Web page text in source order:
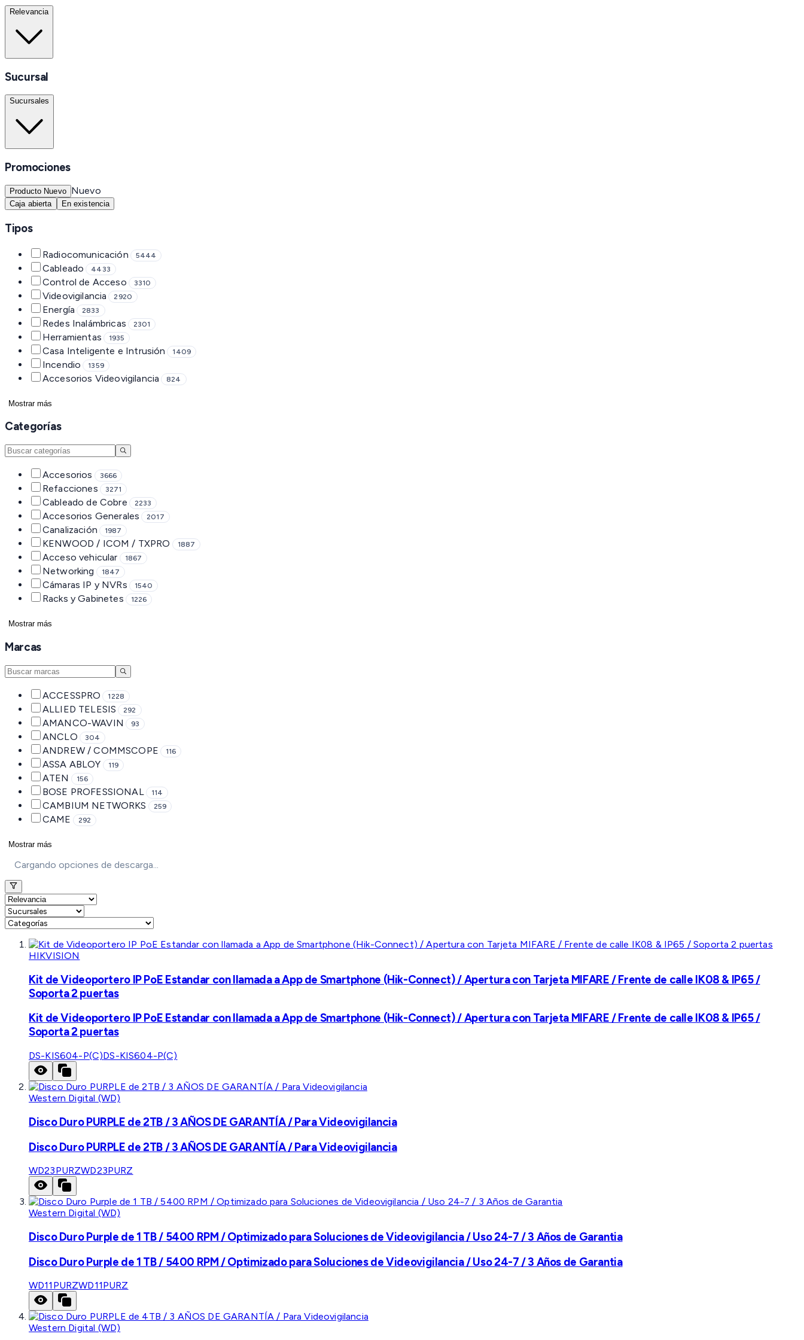
Relevancia
Sucursal
Sucursales
Promociones
Producto Nuevo Nuevo
Caja abierta En existencia
Tipos
Radiocomunicación 5444
Cableado 4433
Control de Acceso 3310
Videovigilancia 2920
Energía 2833
Redes Inalámbricas 2301
Herramientas 1935
Casa Inteligente e Intrusión 1409
Incendio 1359
Accesorios Videovigilancia 824
Mostrar más
Categorías
Accesorios 3666
Refacciones 3271
Cableado de Cobre 2233
Accesorios Generales 2017
Canalización 1987
KENWOOD / ICOM / TXPRO 1887
Acceso vehicular 1867
Networking 1847
Cámaras IP y NVRs 1540
Racks y Gabinetes 1226
Mostrar más
Marcas
ACCESSPRO 1228
ALLIED TELESIS 292
AMANCO-WAVIN 93
ANCLO 304
ANDREW / COMMSCOPE 116
ASSA ABLOY 119
ATEN 156
BOSE PROFESSIONAL 114
CAMBIUM NETWORKS 259
CAME 292
Mostrar más
Cargando opciones de descarga...
HIKVISION
Kit de Videoportero IP PoE Estandar con llamada a App de Smartphone (Hik-Connect) / Apertura con Tarjeta MIFARE / Frente de calle IK08 & IP65 /
Soporta 2 puertas
Kit de Videoportero IP PoE Estandar con llamada a App de Smartphone (Hik-Connect) / Apertura con Tarjeta MIFARE / Frente de calle IK08 & IP65 /
Soporta 2 puertas
DS-KIS604-P(C)DS-KIS604-P(C)
Western Digital (WD)
Disco Duro PURPLE de 2TB / 3 AÑOS DE GARANTÍA / Para Videovigilancia
Disco Duro PURPLE de 2TB / 3 AÑOS DE GARANTÍA / Para Videovigilancia
WD23PURZWD23PURZ
Western Digital (WD)
Disco Duro Purple de 1 TB / 5400 RPM / Optimizado para Soluciones de Videovigilancia / Uso 24-7 / 3 Años de Garantia
Disco Duro Purple de 1 TB / 5400 RPM / Optimizado para Soluciones de Videovigilancia / Uso 24-7 / 3 Años de Garantia
WD11PURZWD11PURZ
Western Digital (WD)